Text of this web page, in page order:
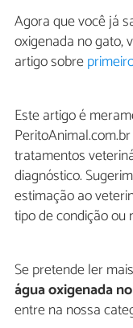
Agora que você já
oxigenada no gato,
artigo sobre
Este artigo é
tratamentos
diagnóstico.
estimação ao
tipo de condição ou
Se pretende ler
água oxigenada
entre na nossa